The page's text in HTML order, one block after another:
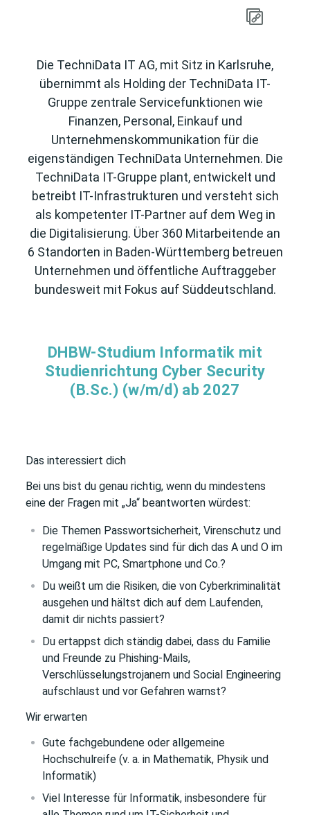
Die TechniData IT AG, mit Sitz in Karlsruhe,
übernimmt als Holding der TechniData IT-
Gruppe zentrale Servicefunktionen wie
Finanzen, Personal, Einkauf und
Unternehmenskommunikation für die
eigenständigen TechniData Unternehmen. Die
TechniData IT-Gruppe plant, entwickelt und
betreibt IT-Infrastrukturen und versteht sich
als kompetenter IT-Partner auf dem Weg in
die Digitalisierung. Über 360 Mitarbeitende an
6 Standorten in Baden-Württemberg betreuen
Unternehmen und öffentliche Auftraggeber
bundesweit mit Fokus auf Süddeutschland.
DHBW-Studium Informatik mit
Studienrichtung Cyber Security
(B.Sc.) (w/m/d) ab 2027
Das interessiert dich
Bei uns bist du genau richtig, wenn du mindestens
eine der Fragen mit „Ja“ beantworten würdest:
Die Themen Passwortsicherheit, Virenschutz und
regelmäßige Updates sind für dich das A und O im
Umgang mit PC, Smartphone und Co.?
Du weißt um die Risiken, die von Cyberkriminalität
ausgehen und hältst dich auf dem Laufenden,
damit dir nichts passiert?
Du ertappst dich ständig dabei, dass du Familie
und Freunde zu Phishing-Mails,
Verschlüsselungstrojanern und Social Engineering
aufschlaust und vor Gefahren warnst?
Wir erwarten
Gute fachgebundene oder allgemeine
Hochschulreife (v. a. in Mathematik, Physik und
Informatik)
Viel Interesse für Informatik, insbesondere für